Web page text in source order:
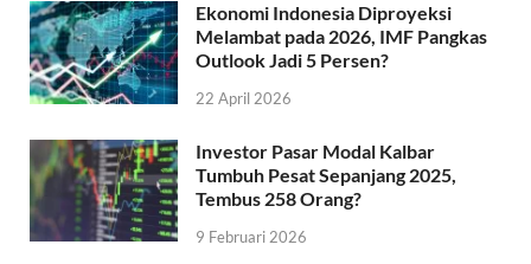
Ekonomi Indonesia Diproyeksi
Melambat pada 2026, IMF Pangkas
Outlook Jadi 5 Persen?
22 April 2026
Investor Pasar Modal Kalbar
Tumbuh Pesat Sepanjang 2025,
Tembus 258 Orang?
9 Februari 2026